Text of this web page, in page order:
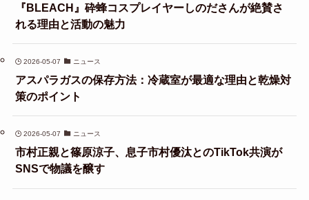
『BLEACH』砕蜂コスプレイヤーしのださんが絶賛さ
れる理由と活動の魅力
2026-05-07 ニュース
アスパラガスの保存方法：冷蔵室が最適な理由と乾燥対
策のポイント
2026-05-07 ニュース
市村正親と篠原涼子、息子市村優汰とのTikTok共演が
SNSで物議を醸す